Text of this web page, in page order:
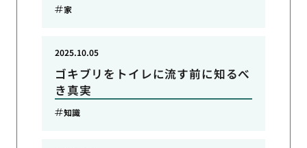
家
ゴキブリをトイレに流す前に知るべ
き真実
2025.10.05
知識